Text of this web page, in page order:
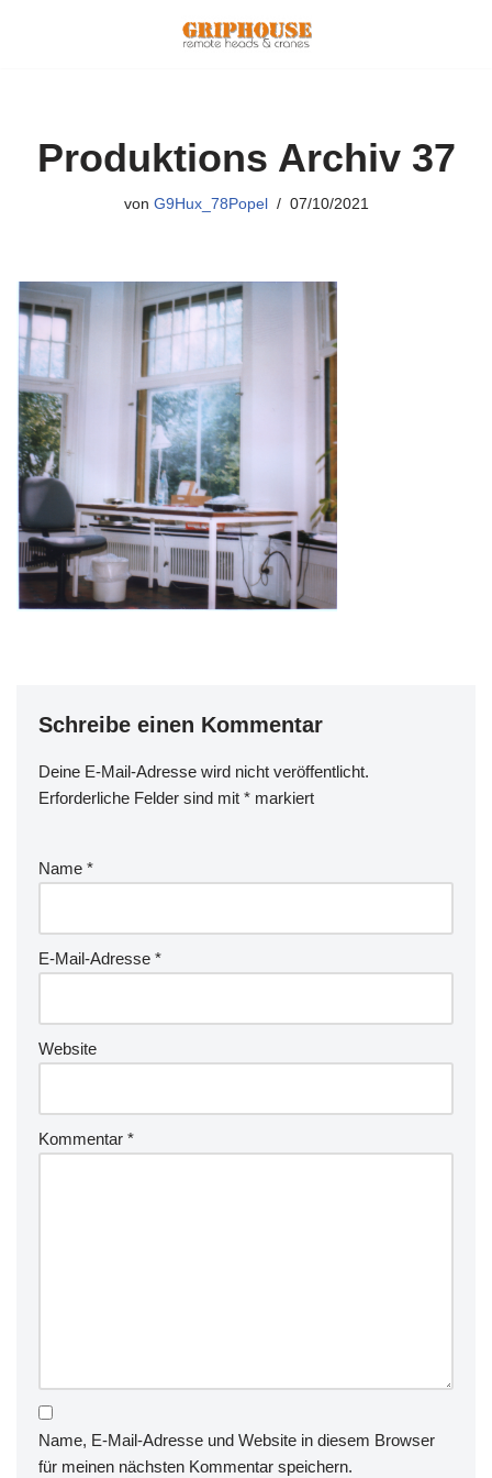
Produktions Archiv 37
von G9Hux_78Popel 07/10/2021
Schreibe einen Kommentar
Deine E-Mail-Adresse wird nicht veröffentlicht.
Erforderliche Felder sind mit * markiert
Name *
E-Mail-Adresse *
Website
Kommentar *
Name, E-Mail-Adresse und Website in diesem Browser
für meinen nächsten Kommentar speichern.